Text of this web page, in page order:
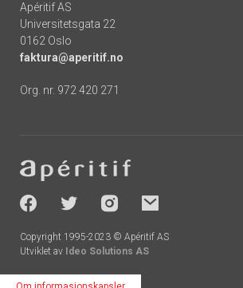
Apéritif AS
Universitetsgata 22
0162 Oslo
faktura@aperitif.no
Org. nr. 972 420 271
-
socials
Copyright 1995-2023 © Apéritif AS
Utviklet av Ideo Solutions AS